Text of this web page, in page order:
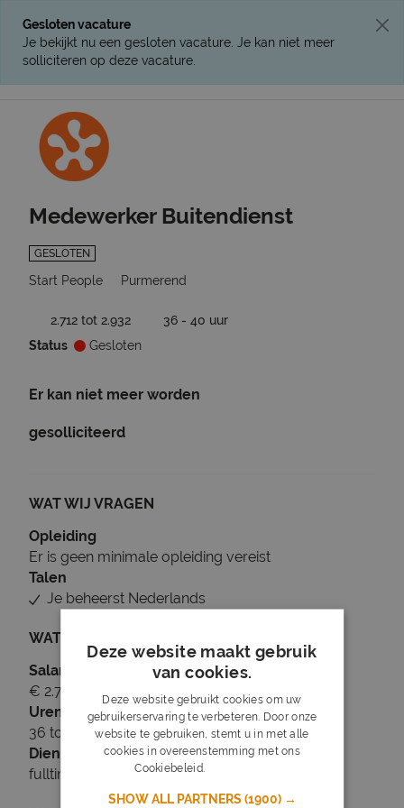
Gesloten vacature
Je bekijkt nu een gesloten vacature. Je kan niet meer
solliciteren op deze vacature.
Medewerker Buitendienst
GESLOTEN
Start People Purmerend
2.712 tot 2.932
36 - 40 uur
Status
Gesloten
Er kan niet meer worden
gesolliciteerd
WAT WIJ VRAGEN
Opleiding
Er is geen minimale opleiding vereist
Talen
Je beheerst Nederlands
WAT WIJ BIEDEN
Salaris
€ 2.712 tot € 2.932
Uren
36 tot 40 uur per week
Dienstverband
fulltime
Deze website maakt gebruik
van cookies.
Deze website gebruikt cookies om uw
gebruikerservaring te verbeteren. Door onze
website te gebruiken, stemt u in met alle
cookies in overeenstemming met ons
Cookiebeleid.
SHOW ALL PARTNERS(1900) →